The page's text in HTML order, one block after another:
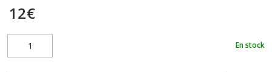
12€
En stock